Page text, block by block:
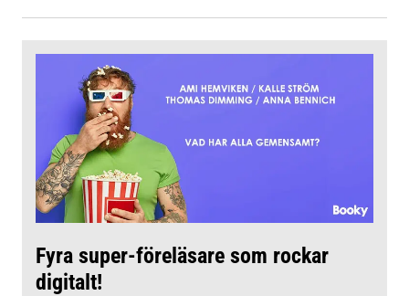
Fyra super-föreläsare som rockar
digitalt!